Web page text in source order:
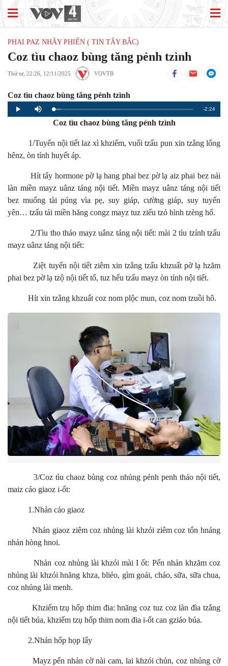
PHAI PAZ NHÂY PHIẾN ( TIN TÂY BẮC)
Coz tìu chaoz bùng tăng pẻnh tzình
Thứ tư, 22:26, 12/11/2025 VOVTB
Coz tìu chaoz bùng tăng pẻnh tzình
Play Mute Loaded:
0%
Progress:
0%
Remaining
-2:24
Coz tìu chaoz bùng tăng pẻnh tzình
1/Tuyến nội tiết laz xì khziếm, vuổi tzấu pun xin tzẳng lống
hênz, òn tỉnh huyết áp.
Hít tấy hormone pờ lạ hang phai bez pờ lạ aiz phai bez nải
làn miền mayz uânz táng nội tiết. Miền mayz uânz táng nội tiết
bez muống tài púng vìa pẹ, suy giáp, cường giáp, suy tuyến
yên… tzấu tải miền hăng congz mayz tuz ziếu tzỏ hình tzèng hổ.
2/Tìu tho tháo mayz uânz táng nội tiết: mài 2 tìu tzính tzấu
mayz uânz táng nội tiết:
Ziệt tuyến nội tiết ziêm xin tzẳng tzấu khzuất pờ lạ hzăm
phai bez pờ lạ tzộ nội tiết tố, tuz hểu tzấu mayz òn tỉnh nội tiết.
Hít xin tzẳng khzuất coz nom plộc mun, coz nom tzuồi hô.
3/Coz tìu chaoz bùng coz nhủng pẻnh penh tháo nội tiết,
maiz cáo giaoz i-ốt:
1.Nhản cáo giaoz
Nhản giaoz ziêm coz nhủng lài khzói ziêm coz tốn hnáng
nhản hòng hnoi.
Nhản coz nhủng lài khzói mài I ốt: Pến nhản khzăm coz
nhủng lài khzói hnăng khza, bliẻo, gìm goải, cháo, sữa, sữa chua,
coz nhủng lài menh.
Khziếm tzụ hốp thim đia: hnăng coz tuz coz làn đìa tzẳng
nội tiết búa, khziếm tzụ hốp thim nom đia i-ốt can gziáo búa.
2.Nhản hốp họp lẩy
Mayz pến nhản cờ nài cam, lai khzói chủn, coz nhủng cờ